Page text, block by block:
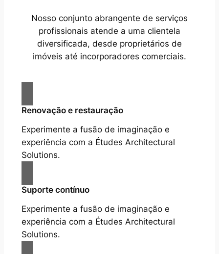
Nosso conjunto abrangente de serviços
profissionais atende a uma clientela
diversificada, desde proprietários de
imóveis até incorporadores comerciais.
Renovação e restauração
Experimente a fusão de imaginação e
experiência com a Études Architectural
Solutions.
Suporte contínuo
Experimente a fusão de imaginação e
experiência com a Études Architectural
Solutions.